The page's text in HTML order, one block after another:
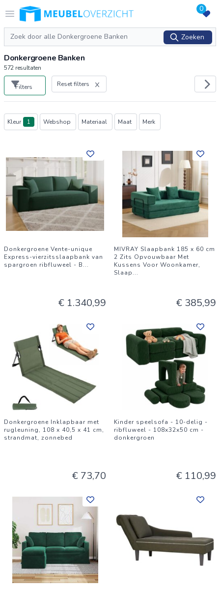
Open menu
Logo Meubeloverzicht.nl 0
Zoeken
Zoeken
Donkergroene Banken
572 resultaten
Filters Reset filters
Producten
Kleur 1 Webshop Materiaal Maat Merk
Donkergroene Vente-unique
Express-vierzitsslaapbank van
spargroen ribfluweel - B...
€ 1.340,99
MIVRAY Slaapbank 185 x 60 cm
2 Zits Opvouwbaar Met
Kussens Voor Woonkamer,
Slaap...
€ 385,99
Donkergroene Inklapbaar met
rugleuning, 108 x 40,5 x 41 cm,
strandmat, zonnebed
€ 73,70
Kinder speelsofa - 10-delig -
ribfluweel - 108x32x50 cm -
donkergroen
€ 110,99